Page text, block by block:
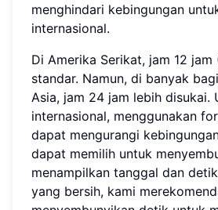
menghindari kebingungan
internasional.
Di Amerika Serikat, jam 12 jam
standar. Namun, di banyak
Asia, jam 24 jam lebih disukai.
internasional, menggunakan
dapat mengurangi
dapat memilih untuk
menampilkan tanggal dan
yang bersih, kami